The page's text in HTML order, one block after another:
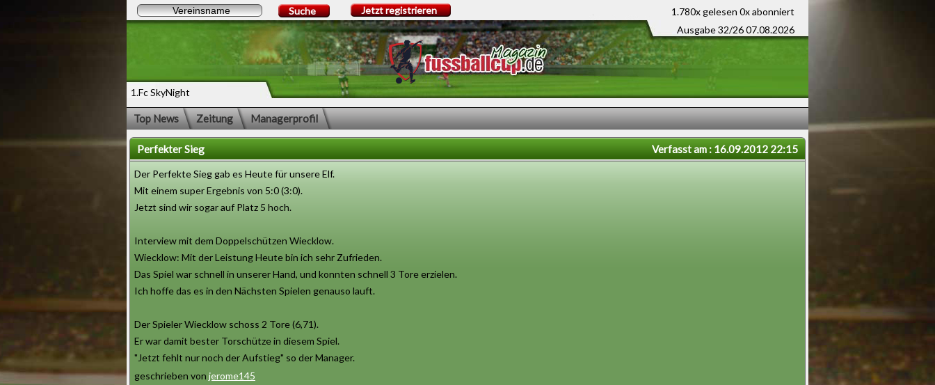
1.780x gelesen 0x abonniert
Ausgabe 32/26 07.08.2026
1.Fc SkyNight
Suche Jetzt registrieren
Top News Zeitung Managerprofil
Perfekter Sieg Verfasst am : 16.09.2012 22:15
Der Perfekte Sieg gab es Heute für unsere Elf.
Mit einem super Ergebnis von 5:0 (3:0).
Jetzt sind wir sogar auf Platz 5 hoch.
Interview mit dem Doppelschützen Wiecklow.
Wiecklow: Mit der Leistung Heute bin ich sehr Zufrieden.
Das Spiel war schnell in unserer Hand, und konnten schnell 3 Tore erzielen.
Ich hoffe das es in den Nächsten Spielen genauso lauft.
Der Spieler Wiecklow schoss 2 Tore (6,71).
Er war damit bester Torschütze in diesem Spiel.
"Jetzt fehlt nur noch der Aufstieg" so der Manager.
geschrieben von jerome145